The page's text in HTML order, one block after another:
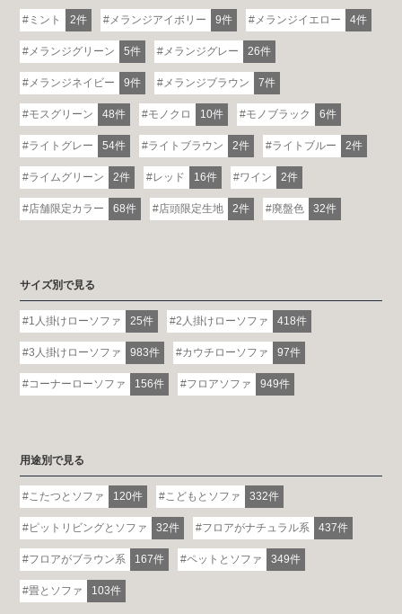
各地で出張ショールームを開催！
この機会にHAREMのソファをお試しくだ
さい。
ミント 2件 メランジアイボリー 9件 メランジイエロー 4件
メランジグリーン 5件 メランジグレー 26件
メランジネイビー 9件 メランジブラウン 7件
モスグリーン 48件 モノクロ 10件 モノブラック 6件
ライトグレー 54件 ライトブラウン 2件 ライトブルー 2件
ライムグリーン 2件 レッド 16件 ワイン 2件
店舗限定カラー 68件 店頭限定生地 2件 廃盤色 32件
サイズ別で見る
1人掛けローソファ 25件 2人掛けローソファ 418件
3人掛けローソファ 983件 カウチローソファ 97件
コーナーローソファ 156件 フロアソファ 949件
用途別で見る
こたつとソファ 120件 こどもとソファ 332件
ピットリビングとソファ 32件 フロアがナチュラル系 437件
フロアがブラウン系 167件 ペットとソファ 349件
畳とソファ 103件